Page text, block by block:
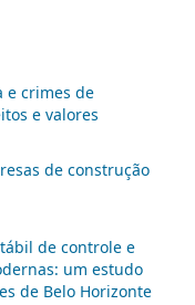
e crimes de
e valores
de construção
de controle e
um estudo
de Belo Horizonte